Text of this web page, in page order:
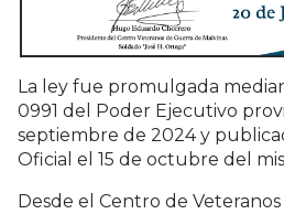
La ley fue promulgada
0991 del Poder Ejecutivo
septiembre de 2024 y
Oficial el 15 de octubre del
Desde el Centro de Veteranos